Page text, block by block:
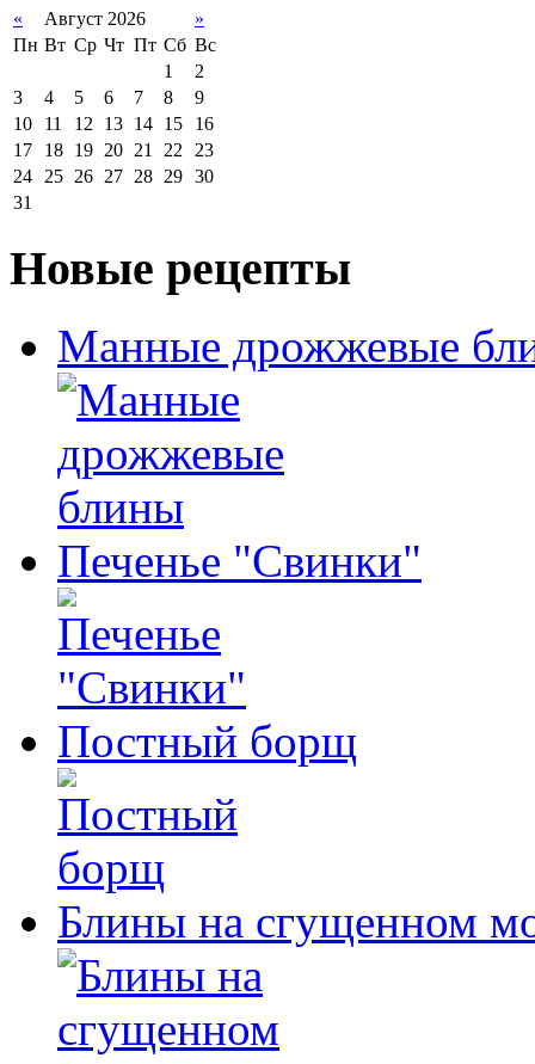
« Август 2026
»
Пн Вт Ср Чт Пт Сб Вс
1
2
3
4 5 6 7 8
9
10
11 12 13 14 15
16
17
18 19 20 21 22 23
24 25 26 27 28 29 30
31
Новые рецепты
Манные дрожжевые
Печенье "Свинки"
Постный борщ
Блины на сгущенном